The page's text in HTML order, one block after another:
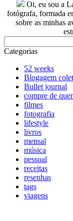
Oi, eu sou a
fotógrafa, formada
sobre as minhas
por:
Categorias
52 weeks
Blogagem
Bullet journal
compre de
filmes
fotografia
lifestyle
livros
mensal
música
pessoal
receitas
resenhas
tags
viagens